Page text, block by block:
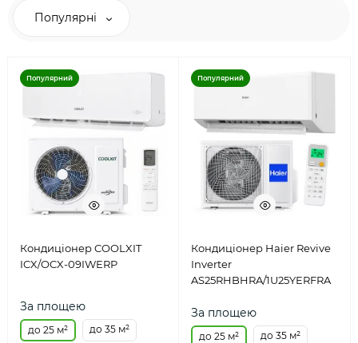
Популярні
Популярний
Кондиціонер COOLXIT
ICX/OCX-09IWERP
За площею
до 25 м² до 35 м²
Популярний
Кондиціонер Haier Revive
Inverter
AS25RHBHRA/1U25YERFRA
За площею
до 25 м² до 35 м²